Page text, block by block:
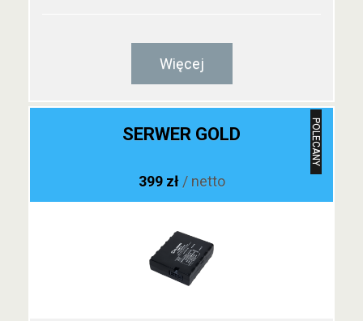
Więcej
POLECANY
SERWER GOLD
399 zł / netto